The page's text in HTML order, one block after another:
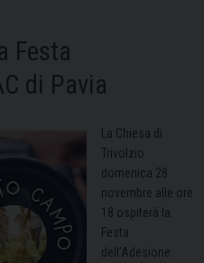
Festa
di Pavia
La Chiesa di
Trivolzio
domenica 28
novembre alle ore
18 ospiterà la
Festa
dell’Adesione